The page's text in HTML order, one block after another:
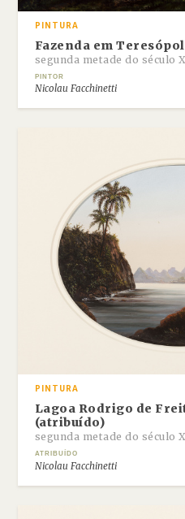
PINTURA
Fazenda em
segunda metade do século
PINTOR
Nicolau Facchinetti
PINTURA
Lagoa Rodrigo de
(atribuído)
segunda metade do século
ATRIBUÍDO
Nicolau Facchinetti